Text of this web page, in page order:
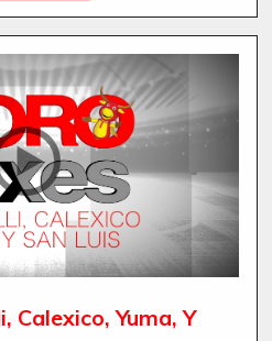
Calexico, Yuma, Y